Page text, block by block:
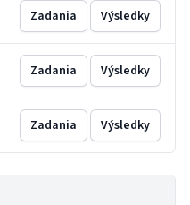
Zadania Výsledky
Zadania Výsledky
Zadania Výsledky